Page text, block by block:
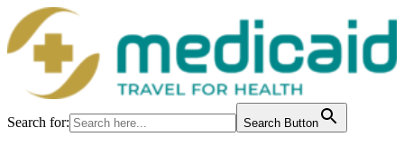
Search for: Search Button